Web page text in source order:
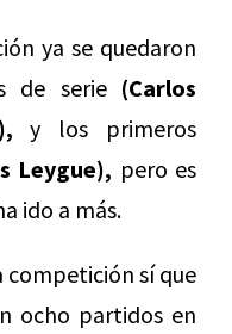
ya se quedaron
de serie (Carlos
y los primeros
Leygue), pero es
ido a más.
competición sí que
ocho partidos en